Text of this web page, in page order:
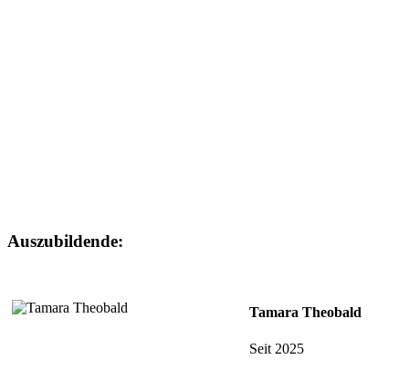
Auszubildende:
Tamara Theobald
Seit 2025